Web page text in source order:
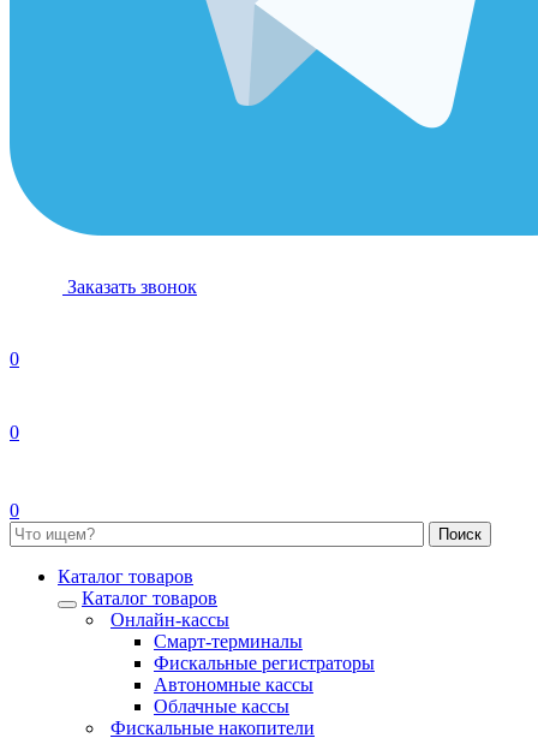
Заказать звонок
0
0
0
Каталог товаров
Каталог товаров
Онлайн-кассы
Смарт-терминалы
Фискальные регистраторы
Автономные кассы
Облачные кассы
Фискальные накопители